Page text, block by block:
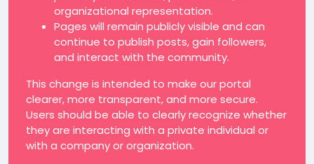
organizational representation.
Pages will remain publicly visible and can
continue to publish posts, gain followers,
and interact with the community.
This change is intended to make our portal
clearer, more transparent, and more secure.
Users should be able to clearly recognize whether
they are interacting with a private individual or
with a company or organization.